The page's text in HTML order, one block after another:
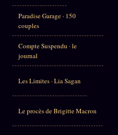
Paradise Garage · 150
couples
Compte Suspendu · le
journal
Les Limites · Lia Sagan
Le procès de Brigitte Macron